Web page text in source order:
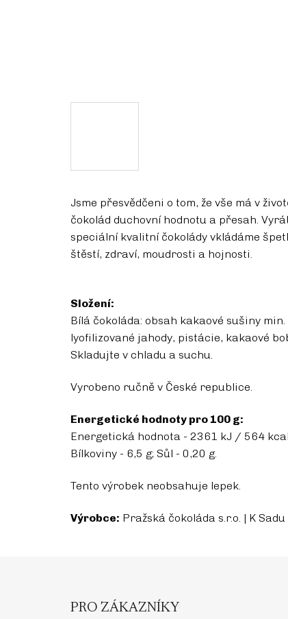
Jsme přesvědčeni o tom, že vše má v
čokolád duchovní hodnotu a přesah.
speciální kvalitní čokolády vkládáme
štěstí, zdraví, moudrosti a hojnosti.
Složení:
Bílá čokoláda: obsah kakaové sušiny
lyofilizované jahody, pistácie, kakaové
Skladujte v chladu a suchu.
Vyrobeno ručně v České republice.
Energetické hodnoty pro 100 g:
Energetická hodnota - 2361 kJ / 564
Bílkoviny - 6,5 g; Sůl - 0,20 g.
Tento výrobek neobsahuje lepek.
Výrobce: Pražská čokoláda s.r.o. | K
PRO ZÁKAZNÍKY